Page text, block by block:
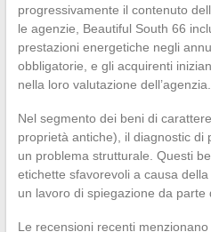
progressivamente il contenuto
le agenzie, Beautiful South 66
prestazioni energetiche negli
obbligatorie, e gli acquirenti
nella loro valutazione dell’agenzia.
Nel segmento dei beni di
proprietà antiche), il diagnostic di
un problema strutturale. Questi
etichette sfavorevoli a causa
un lavoro di spiegazione da parte
Le recensioni recenti